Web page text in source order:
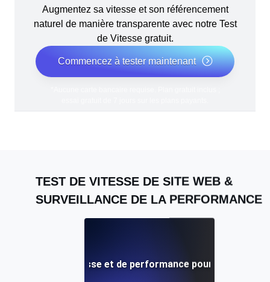
Augmentez sa vitesse et son référencement
naturel de manière transparente avec notre Test
de Vitesse gratuit.
Commencez à tester maintenant
TEST DE VITESSE DE SITE WEB &
SURVEILLANCE DE LA PERFORMANCE
Adalo: Test de vitesse et de performance pour mobile et